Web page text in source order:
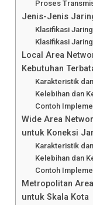
Proses
Jenis-Jenis
Klasifikasi
Klasifikasi
Local Area
Kebutuhan
Karakteristik
Kelebihan dan
Contoh
Wide Area
untuk Koneksi
Karakteristik
Kelebihan dan
Contoh
Metropolitan
untuk Skala Kota